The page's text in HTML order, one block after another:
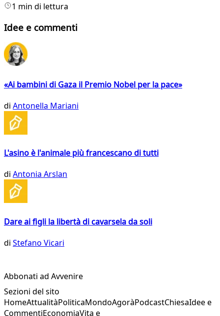
1 min di lettura
Idee e commenti
«Ai bambini di Gaza il Premio Nobel per la pace»
di Antonella Mariani
L'asino è l'animale più francescano di tutti
di Antonia Arslan
Dare ai figli la libertà di cavarsela da soli
di Stefano Vicari
Abbonati ad Avvenire
Sezioni del sito
HomeAttualitàPoliticaMondoAgoràPodcastChiesaIdee e
CommentiEconomiaVita e